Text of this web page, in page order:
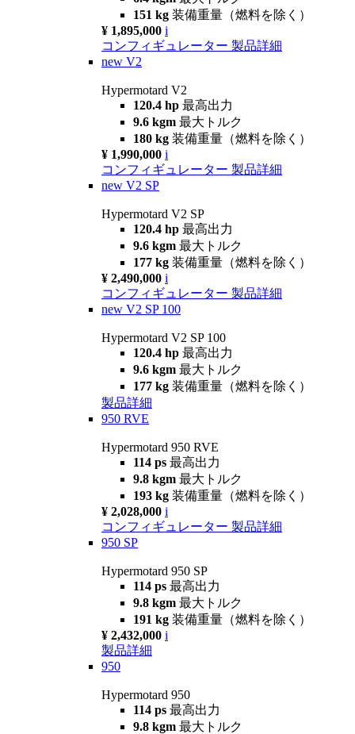
151 kg 装備重量（燃料を除く）
¥ 1,895,000 i
コンフィギュレーター 製品詳細
new V2
Hypermotard V2
120.4 hp 最高出力
9.6 kgm 最大トルク
180 kg 装備重量（燃料を除く）
¥ 1,990,000 i
コンフィギュレーター 製品詳細
new V2 SP
Hypermotard V2 SP
120.4 hp 最高出力
9.6 kgm 最大トルク
177 kg 装備重量（燃料を除く）
¥ 2,490,000 i
コンフィギュレーター 製品詳細
new V2 SP 100
Hypermotard V2 SP 100
120.4 hp 最高出力
9.6 kgm 最大トルク
177 kg 装備重量（燃料を除く）
製品詳細
950 RVE
Hypermotard 950 RVE
114 ps 最高出力
9.8 kgm 最大トルク
193 kg 装備重量（燃料を除く）
¥ 2,028,000 i
コンフィギュレーター 製品詳細
950 SP
Hypermotard 950 SP
114 ps 最高出力
9.8 kgm 最大トルク
191 kg 装備重量（燃料を除く）
¥ 2,432,000 i
製品詳細
950
Hypermotard 950
114 ps 最高出力
9.8 kgm 最大トルク